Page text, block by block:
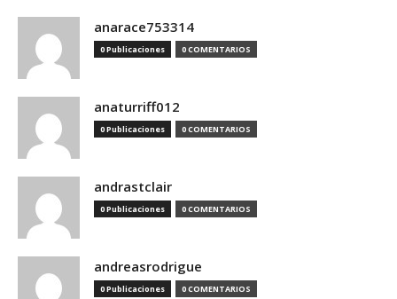
anarace753314
0 Publicaciones 0 COMENTARIOS
anaturriff012
0 Publicaciones 0 COMENTARIOS
andrastclair
0 Publicaciones 0 COMENTARIOS
andreasrodrigue
0 Publicaciones 0 COMENTARIOS